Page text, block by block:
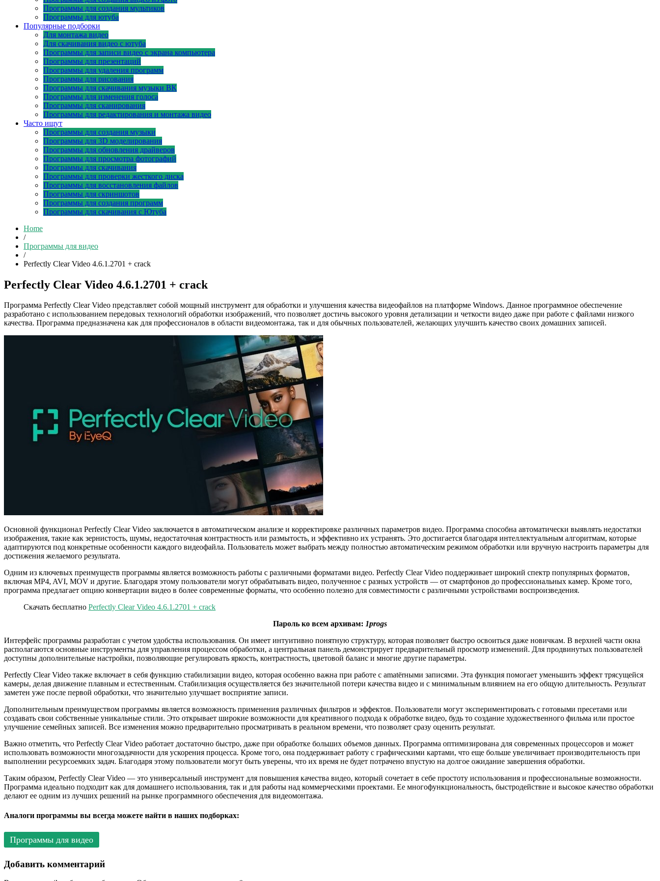
Программы для создания мультиков
Программы для ютуба
Популярные подборки
Для монтажа видео
Для скачивания видео с ютуба
Программы для записи видео с экрана компьютера
Программы для презентаций
Программы для удаления программ
Программы для рисования
Программы для скачивания музыки ВК
Программы для изменения голоса
Программы для сканирования
Программы для редактирования и монтажа видео
Часто ищут
Программы для создания музыки
Программы для 3D моделирования
Программы для обновления драйверов
Программы для просмотра фотографий
Программы для скачивания
Программы для проверки жесткого диска
Программы для восстановления файлов
Программы для скриншотов
Программы для создания программ
Программы для скачивания с Ютуба
Home
/
Программы для видео
/
Perfectly Clear Video 4.6.1.2701 + crack
Perfectly Clear Video 4.6.1.2701 + crack
Программа Perfectly Clear Video представляет собой мощный инструмент для обработки и улучшения качества видеофайлов на платформе Windows. Данное программное обеспечение
разработано с использованием передовых технологий обработки изображений, что позволяет достичь высокого уровня детализации и четкости видео даже при работе с файлами низкого
качества. Программа предназначена как для профессионалов в области видеомонтажа, так и для обычных пользователей, желающих улучшить качество своих домашних записей.
Основной функционал Perfectly Clear Video заключается в автоматическом анализе и корректировке различных параметров видео. Программа способна автоматически выявлять недостатки
изображения, такие как зернистость, шумы, недостаточная контрастность или размытость, и эффективно их устранять. Это достигается благодаря интеллектуальным алгоритмам, которые
адаптируются под конкретные особенности каждого видеофайла. Пользователь может выбрать между полностью автоматическим режимом обработки или вручную настроить параметры для
достижения желаемого результата.
Одним из ключевых преимуществ программы является возможность работы с различными форматами видео. Perfectly Clear Video поддерживает широкий спектр популярных форматов,
включая MP4, AVI, MOV и другие. Благодаря этому пользователи могут обрабатывать видео, полученное с разных устройств — от смартфонов до профессиональных камер. Кроме того,
программа предлагает опцию конвертации видео в более современные форматы, что особенно полезно для совместимости с различными устройствами воспроизведения.
Скачать бесплатно Perfectly Clear Video 4.6.1.2701 + crack
Пароль ко всем архивам: 1progs
Интерфейс программы разработан с учетом удобства использования. Он имеет интуитивно понятную структуру, которая позволяет быстро освоиться даже новичкам. В верхней части окна
располагаются основные инструменты для управления процессом обработки, а центральная панель демонстрирует предварительный просмотр изменений. Для продвинутых пользователей
доступны дополнительные настройки, позволяющие регулировать яркость, контрастность, цветовой баланс и многие другие параметры.
Perfectly Clear Video также включает в себя функцию стабилизации видео, которая особенно важна при работе с amatёrными записями. Эта функция помогает уменьшить эффект трясущейся
камеры, делая движение плавным и естественным. Стабилизация осуществляется без значительной потери качества видео и с минимальным влиянием на его общую длительность. Результат
заметен уже после первой обработки, что значительно улучшает восприятие записи.
Дополнительным преимуществом программы является возможность применения различных фильтров и эффектов. Пользователи могут экспериментировать с готовыми пресетами или
создавать свои собственные уникальные стили. Это открывает широкие возможности для креативного подхода к обработке видео, будь то создание художественного фильма или простое
улучшение семейных записей. Все изменения можно предварительно просматривать в реальном времени, что позволяет сразу оценить результат.
Важно отметить, что Perfectly Clear Video работает достаточно быстро, даже при обработке больших объемов данных. Программа оптимизирована для современных процессоров и может
использовать возможности многозадачности для ускорения процесса. Кроме того, она поддерживает работу с графическими картами, что еще больше увеличивает производительность при
выполнении ресурсоемких задач. Благодаря этому пользователи могут быть уверены, что их время не будет потрачено впустую на долгое ожидание завершения обработки.
Таким образом, Perfectly Clear Video — это универсальный инструмент для повышения качества видео, который сочетает в себе простоту использования и профессиональные возможности.
Программа идеально подходит как для домашнего использования, так и для работы над коммерческими проектами. Ее многофункциональность, быстродействие и высокое качество обработки
делают ее одним из лучших решений на рынке программного обеспечения для видеомонтажа.
Аналоги программы вы всегда можете найти в наших подборках:
Программы для видео
Добавить комментарий